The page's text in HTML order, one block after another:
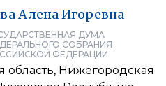
Алена Игоревна
ДУМА
СОБРАНИЯ
ФЕДЕРАЦИИ
область, Нижегородская